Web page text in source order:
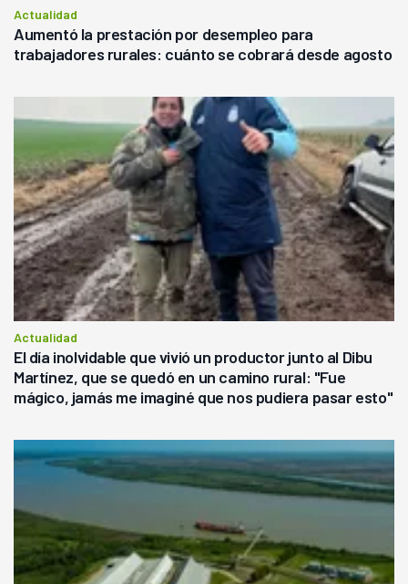
Actualidad
Aumentó la prestación por desempleo para
trabajadores rurales: cuánto se cobrará desde agosto
Actualidad
El día inolvidable que vivió un productor junto al Dibu
Martínez, que se quedó en un camino rural: "Fue
mágico, jamás me imaginé que nos pudiera pasar esto"